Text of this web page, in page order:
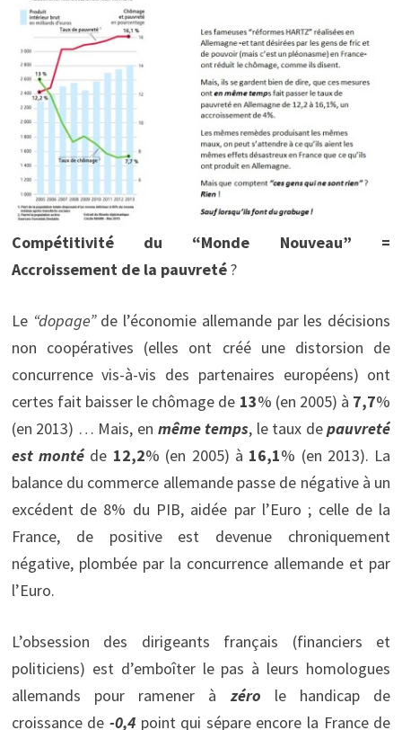
Compétitivité du “Monde Nouveau” =
Accroissement de la pauvreté?
Le “dopage”de l’économie allemande par les décisions
non coopératives (elles ont créé une distorsion de
concurrence vis-à-vis des partenaires européens) ont
certes fait baisser le chômage de 13% (en 2005) à 7,7%
(en 2013) … Mais, en même temps, le taux depauvreté
est monté de 12,2% (en 2005) à 16,1% (en 2013). La
balance du commerce allemande passe de négative à un
excédent de 8% du PIB, aidée par l’Euro ; celle de la
France, de positive est devenue chroniquement
négative, plombée par la concurrence allemande et par
l’Euro.
L’obsession des dirigeants français (financiers et
politiciens) est d’emboîter le pas à leurs homologues
allemands pour ramener à zéro le handicap de
croissance de -0,4 point qui sépare encore la France de